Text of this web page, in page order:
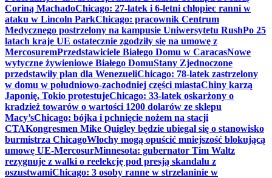
Coriną MachadoChicago: 27-latek i 6-letni chłopiec ranni w
ataku w Lincoln ParkChicago: pracownik Centrum
Medycznego postrzelony na kampusie Uniwersytetu RushPo 25
latach kraje UE ostatecznie zgodziły się na umowę z
MercosuremPrzedstawiciele Białego Domu w CaracasNowe
wytyczne żywieniowe Białego DomuStany Zjednoczone
przedstawiły plan dla WenezueliChicago: 78-latek zastrzelony
w domu w południowo-zachodniej części miastaChiny karzą
Japonię, Tokio protestujeChicago: 33-latek oskarżony o
kradzież towarów o wartości 1200 dolarów ze sklepu
Macy’sChicago: bójka i pchnięcie nożem na stacji
CTAKongresmen Mike Quigley będzie ubiegał się o stanowisko
burmistrza ChicagoWłochy mogą opuścić mniejszość blokującą
umowę UE-MercosurMinnesota: gubernator Tim Waltz
rezygnuje z walki o reelekcję pod presją skandalu z
oszustwamiChicago: 3 osoby ranne w strzelaninie w